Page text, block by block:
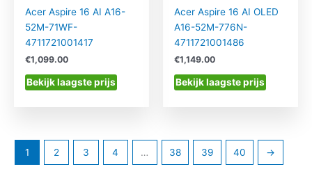
Acer Aspire 16 AI A16-
52M-71WF-
4711721001417
€1,099.00
Bekijk laagste prijs
Acer Aspire 16 AI OLED
A16-52M-776N-
4711721001486
€1,149.00
Bekijk laagste prijs
1 2 3 4 … 38 39 40 →